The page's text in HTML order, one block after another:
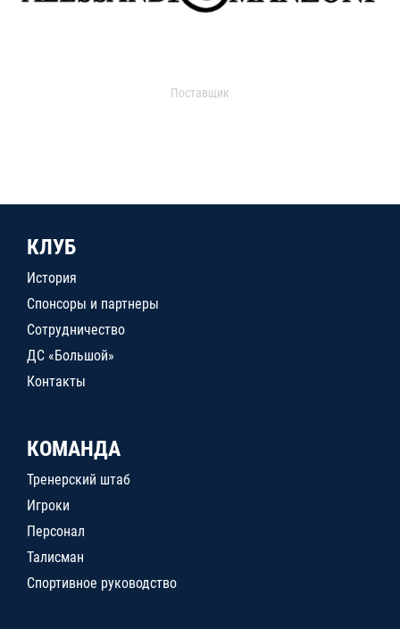
Поставщик
КЛУБ
История
Спонсоры и партнеры
Сотрудничество
ДС «Большой»
Контакты
КОМАНДА
Тренерский штаб
Игроки
Персонал
Талисман
Спортивное руководство